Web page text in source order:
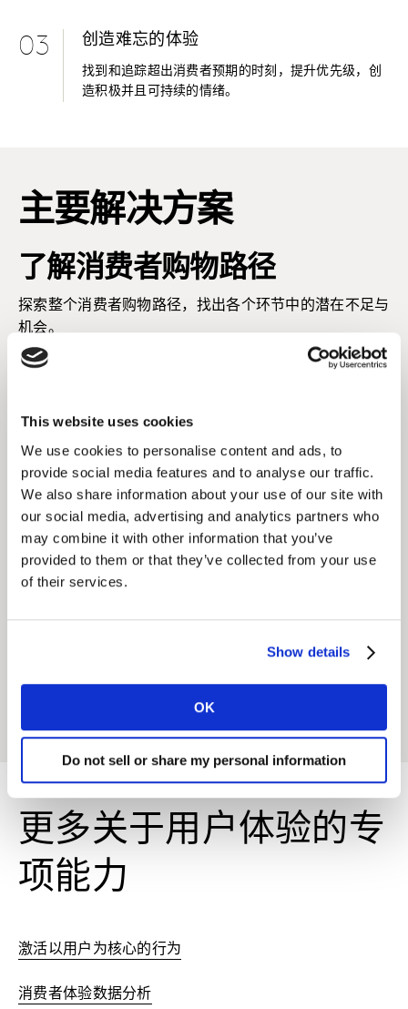
This website uses cookies
We use cookies to personalise content and ads, to
provide social media features and to analyse our traffic.
We also share information about your use of our site with
our social media, advertising and analytics partners who
may combine it with other information that you’ve
provided to them or that they’ve collected from your use
of their services.
Show details
OK
Do not sell or share my personal information
03 创造难忘的体验
找到和追踪超出消费者预期的时刻，提升优先级，创
造积极并且可持续的情绪。
主要解决方案
了解消费者购物路径
探索整个消费者购物路径，找出各个环节中的潜在不足与
机会。
了解更多
用户体验技术平台的部署
追踪对消费者至关重要的时刻，迅速把握机遇、规避风
险。
了解更多
在对消费者最重要的时刻发挥作用，打造能为品牌带来利
更多关于用户体验的专
项能力
激活以用户为核心的行为
消费者体验数据分析